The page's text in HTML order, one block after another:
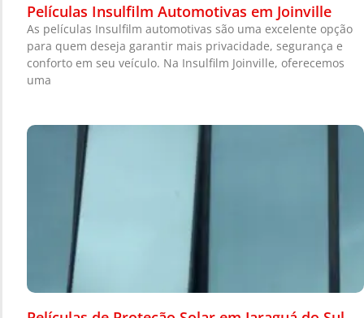
Películas Insulfilm Automotivas em Joinville
As películas Insulfilm automotivas são uma excelente opção
para quem deseja garantir mais privacidade, segurança e
conforto em seu veículo. Na Insulfilm Joinville, oferecemos
uma